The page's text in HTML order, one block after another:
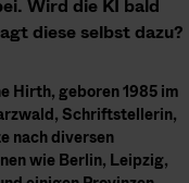
diese selbst dazu?
Hirth, geboren 1985 im
Schriftstellerin,
nach diversen
wie Berlin, Leipzig,